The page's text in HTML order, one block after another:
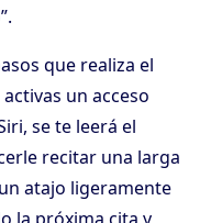
que realiza el
un acceso
se te leerá el
recitar una larga
atajo ligeramente